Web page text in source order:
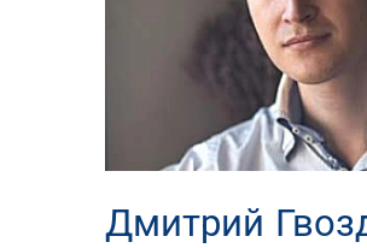
Дмитрий